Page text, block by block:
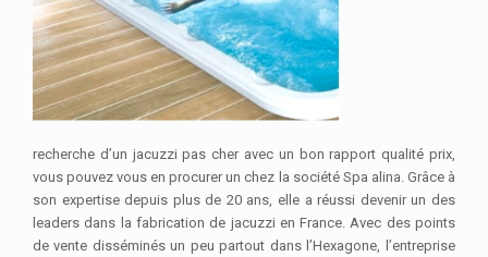
recherche d’un jacuzzi pas cher avec un bon rapport qualité prix,
vous pouvez vous en procurer un chez la société Spa alina. Grâce à
son expertise depuis plus de 20 ans, elle a réussi devenir un des
leaders dans la fabrication de jacuzzi en France. Avec des points
de vente disséminés un peu partout dans l’Hexagone, l’entreprise